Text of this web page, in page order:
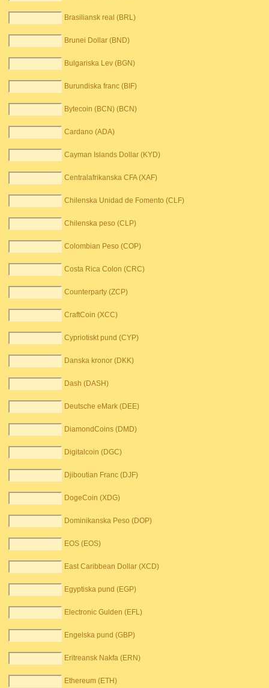
Brasiliansk real (BRL)
Brunei Dollar (BND)
Bulgariska Lev (BGN)
Burundiska franc (BIF)
Bytecoin (BCN) (BCN)
Cardano (ADA)
Cayman Islands Dollar (KYD)
Centralafrikanska CFA (XAF)
Chilenska Unidad de Fomento (CLF)
Chilenska peso (CLP)
Colombian Peso (COP)
Costa Rica Colon (CRC)
Counterparty (ZCP)
CraftCoin (XCC)
Cypriotiskt pund (CYP)
Danska kronor (DKK)
Dash (DASH)
Deutsche eMark (DEE)
DiamondCoins (DMD)
Digitalcoin (DGC)
Djiboutian Franc (DJF)
DogeCoin (XDG)
Dominikanska Peso (DOP)
EOS (EOS)
East Caribbean Dollar (XCD)
Egyptiska pund (EGP)
Electronic Gulden (EFL)
Engelska pund (GBP)
Eritreansk Nakfa (ERN)
Ethereum (ETH)